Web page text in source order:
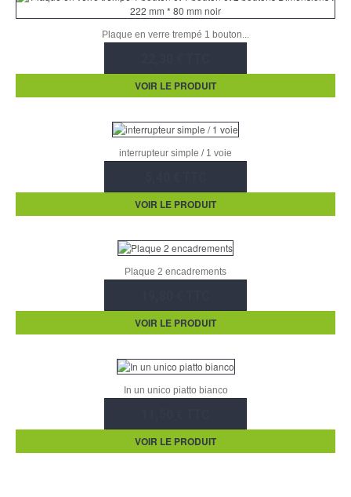
Plaque en verre trempé 1 bouton...
VOIR LE PRODUIT
interrupteur simple / 1 voie
VOIR LE PRODUIT
Plaque 2 encadrements
VOIR LE PRODUIT
In un unico piatto bianco
VOIR LE PRODUIT